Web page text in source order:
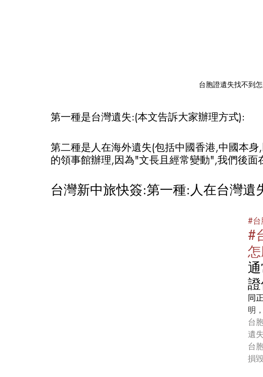
台胞證遺失找不到
第一種是台灣遺失:(本文告訴大家辦理方式):
第二種是人在海外遺失(包括中國香港,中國本
的領事館辦理,因為"文長且經常變動",我們後面
台灣新中旅快簽:第一種:人在台灣遺
#台
#
同
明
台
遺
台
損